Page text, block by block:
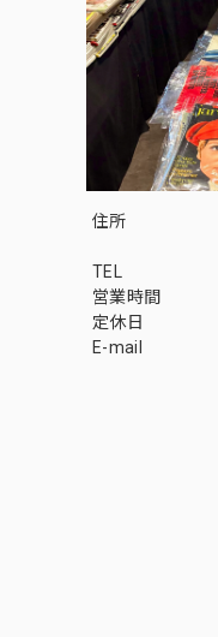
住所
TEL
営業時間
定休日
E-mail